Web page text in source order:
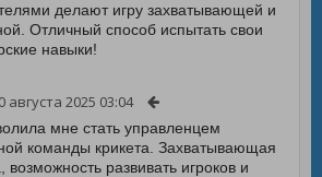
делают игру захватывающей и
Отличный способ испытать свои
навыки!
августа 2025 03:04
мне стать управленцем
команды крикета. Захватывающая
возможность развивать игроков и